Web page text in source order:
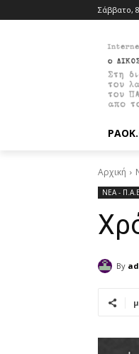
Σάββατο,
Αρχική
ΝΕΑ -
By